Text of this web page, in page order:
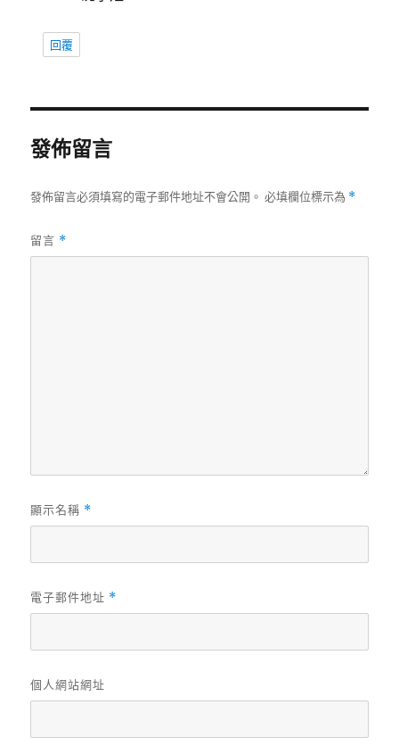
回覆
發佈留言
發佈留言必須填寫的電子郵件地址不會公開。 必填欄位標示為 *
留言 *
顯示名稱 *
電子郵件地址 *
個人網站網址